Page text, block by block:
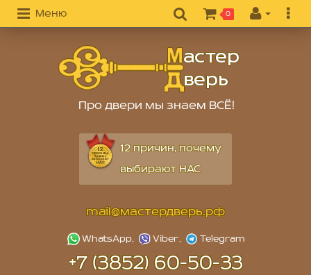
Меню 0
Про двери мы знаем ВСЁ!
12 причин, почему
выбирают НАС
mail@мастердверь.рф
+7 (3852) 60-50-33